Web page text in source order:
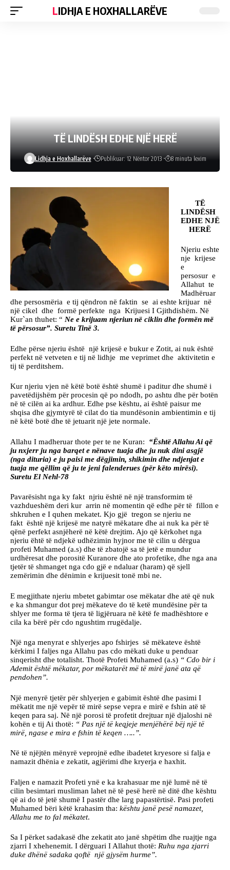
LIDHJA E HOXHALLARËVE
TË LINDËSH EDHE NJË HERË
Lidhja e Hoxhallarëve Publikuar: 12 Nëntor 2013 8 minuta lexim
TË
LINDËSH
EDHE NJË
HERË
Njeriu eshte
nje krijese
e
persosur e
Allahut te
Madhëruar
dhe persosmëria e tij qëndron në faktin se ai eshte krijuar në
një cikel dhe formë perfekte nga Krijuesi I Gjithdishëm. Në
Kur`an thuhet: “ Ne e krijuam njeriun në ciklin dhe formën më
të përsosur”. Suretu Tinë 3.
Edhe përse njeriu është një krijesë e bukur e Zotit, ai nuk është
perfekt në vetveten e tij në lidhje me veprimet dhe aktivitetin e
tij të perditshem.
Kur njeriu vjen në këtë botë është shumë i paditur dhe shumë i
pavetëdijshëm për procesin që po ndodh, po ashtu dhe për botën
në të cilën ai ka ardhur. Edhe pse kështu, ai është paisur me
shqisa dhe gjymtyrë të cilat do tia mundësonin ambientimin e tij
në këtë botë dhe të jetuarit një jete normale.
Allahu I madheruar thote per te ne Kuran:
“Është Allahu Ai që
ju nxjerr ju nga barqet e nënave tuaja dhe ju nuk dini asgjë
(nga dituria) e ju paisi me dëgjimin, shikimin dhe ndjenjat e
tuaja me qëllim që ju te jeni falenderues (për këto mirësi).
Suretu El Nehl-78
Pavarësisht nga ky fakt njriu është në një transformim të
vazhdueshëm deri kur arrin në momentin që edhe për të fillon e
shkruhen e I quhen mekatet. Kjo gjë tregon se njeriu ne
fakt është një krijesë me natyrë mëkatare dhe ai nuk ka për të
qënë perfekt asnjëherë në këtë drejtim. Ajo që kërkohet nga
njeriu ëhtë të ndjekë udhëzimin hyjnor me të cilin u dërgua
profeti Muhamed (a.s) dhe të zbatojë sa të jetë e mundur
urdhëresat dhe porositë Kuranore dhe ato profetike, dhe nga ana
tjetër të shmanget nga cdo gjë e ndaluar (haram) që sjell
zemërimin dhe dënimin e krijuesit tonë mbi ne.
E megjithate njeriu mbetet gabimtar ose mëkatar dhe atë që nuk
e ka shmangur dot prej mëkateve do të ketë mundësine për ta
shlyer me forma të tjera të ligjëruara në këtë fe madhështore e
cila ka bërë për cdo ngushtim rrugëdalje.
Një nga menyrat e shlyerjes apo fshirjes së mëkateve është
kërkimi I faljes nga Allahu pas cdo mëkati duke u penduar
sinqerisht dhe totalisht. Thotë Profeti Muhamed (a.s) “ Cdo bir i
Ademit është mëkatar, por mëkatarët më të mirë janë ata që
pendohen”.
Një menyrë tjetër për shlyerjen e gabimit është dhe pasimi I
mëkatit me një vepër të mirë sepse vepra e mirë e fshin atë të
keqen para saj. Në një porosi të profetit drejtuar një djaloshi në
kohën e tij Ai thotë: “ Pas një të keqjeje menjëhërë bëj një të
mirë, ngase e mira e fshin të keqen …..”.
Në të njëjtën mënyrë veprojnë edhe ibadetet kryesore si falja e
namazit dhënia e zekatit, agjërimi dhe kryerja e haxhit.
Faljen e namazit Profeti ynë e ka krahasuar me një lumë në të
cilin besimtari musliman lahet në të pesë herë në ditë dhe kështu
që ai do të jetë shumë I pastër dhe larg papastërtisë. Pasi profeti
Muhamed bëri këtë krahasim tha: kështu janë pesë namazet,
Allahu me to fal mëkatet.
Sa I përket sadakasë dhe zekatit ato janë shpëtim dhe ruajtje nga
zjarri I xhehenemit. I dërguari I Allahut thotë: Ruhu nga zjarri
duke dhënë sadaka qoftë një gjysëm hurme”.